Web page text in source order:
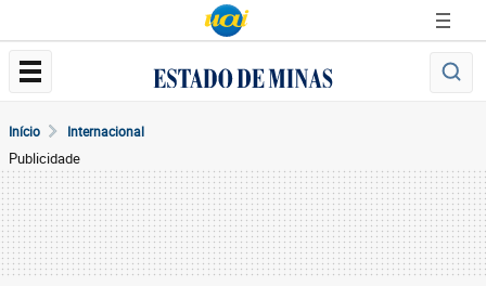
Início Internacional
Publicidade